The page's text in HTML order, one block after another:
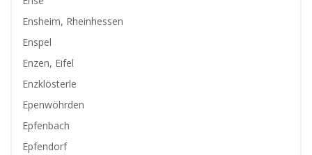
Ensheim, Rheinhessen
Enspel
Enzen, Eifel
Enzklösterle
Epenwöhrden
Epfenbach
Epfendorf